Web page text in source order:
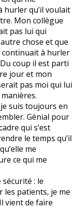
hurler qu’il voulait
Mon collègue
pas lui qui
chose et que
continuait à hurler
coup il est parti
jour et mon
pas moi qui lui
suis toujours en
Génial pour
qui s’est
le temps qu’il
me
ce qui me
: le
les patients, je me
vient de faire